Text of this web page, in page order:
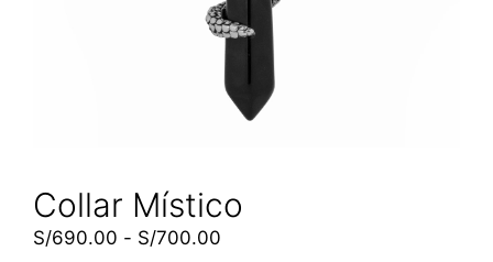
Collar Místico
S/690.00 - S/700.00